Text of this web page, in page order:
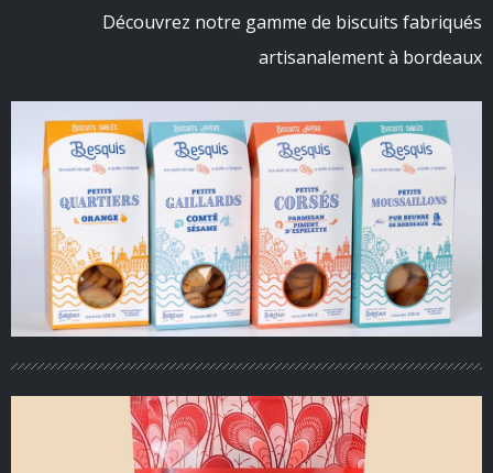
Découvrez notre gamme de biscuits fabriqués
artisanalement à bordeaux